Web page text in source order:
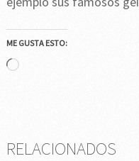
ME GUSTA ESTO:
Cargando...
RELACIONADOS